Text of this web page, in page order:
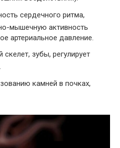
сердечного ритма,
мышечную активность
артериальное давление.
зубы, регулирует
камней в почках,